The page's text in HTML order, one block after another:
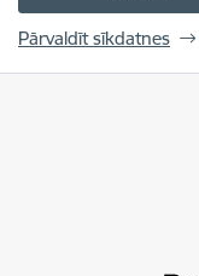
Pārvaldīt sīkdatnes